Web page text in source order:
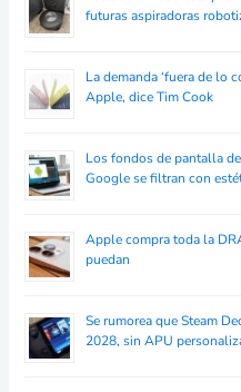
futuras aspiradoras
La demanda ‘fuera de lo
Apple, dice Tim Cook
Los fondos de pantalla
Google se filtran con
Apple compra toda la
puedan
Se rumorea que Steam
2028, sin APU